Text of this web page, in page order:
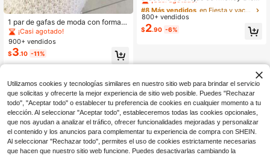
1 par de gafas de moda con forma d
e corazón para mujer, decoradas co
n perlas falsas, accesorios de novi
a, suministros para fiestas de veran
o & bodas, estilo
¡Casi agotado!
900+ vendidos
$3.10 -11%
ey con diseño de rana de cuento de
hadas, accesorio de disfraz lindo es
tilo cuento de hadas, accesorio par
a fotos de apariencia alta, esencial
para fiestas y salidas en parques te
a fotos de fiesta de cumpleaños, im
prescindible para el registro de entr
ada
#8 Más vendidos
¡Casi agotado!
#8 Más vendidos
¡Casi agotado!
#8 Más vendidos
en Fiesta y vacaciones Sombreros De Fiesta
800+ vendidos
$2.90 -6%
Utilizamos cookies y tecnologías similares en nuestro sitio web para brindar el servicio
que solicitas y ofrecerte la mejor experiencia de sitio web posible. Puedes "Rechazar
todo", "Aceptar todo" o establecer tu preferencia de cookies en cualquier momento a tu
elección. Al seleccionar "Aceptar todo", estableceremos todas las cookies opcionales,
que nos ayudan a analizar el tráfico, ofrecer funcionalidades mejoradas y personalizar
el contenido y los anuncios para complementar tu experiencia de compra con SHEIN.
Al seleccionar "Rechazar todo", permites el uso de cookies estrictamente necesarias
que hacen que nuestro sitio web funcione. Puedes desactivarlas cambiando la